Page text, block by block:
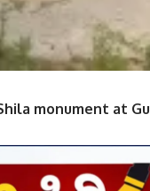
monument at